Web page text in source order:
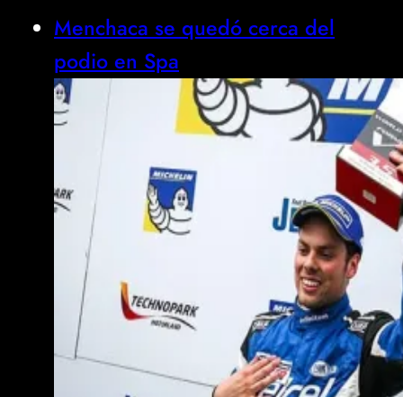
Menchaca se quedó cerca del
podio en Spa